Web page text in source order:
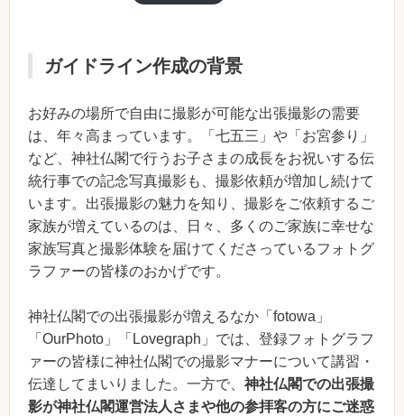
ガイドライン作成の背景
お好みの場所で自由に撮影が可能な出張撮影の需要
は、年々高まっています。「七五三」や「お宮参り」
など、神社仏閣で行うお子さまの成長をお祝いする伝
統行事での記念写真撮影も、撮影依頼が増加し続けて
います。出張撮影の魅力を知り、撮影をご依頼するご
家族が増えているのは、日々、多くのご家族に幸せな
家族写真と撮影体験を届けてくださっているフォトグ
ラファーの皆様のおかげです。
神社仏閣での出張撮影が増えるなか「fotowa」
「OurPhoto」「Lovegraph」では、登録フォトグラフ
ァーの皆様に神社仏閣での撮影マナーについて講習・
伝達してまいりました。一方で、 神社仏閣での出張撮
影が神社仏閣運営法人さまや他の参拝客の方にご迷惑